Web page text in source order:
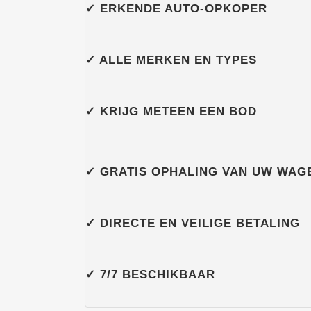
✓ ERKENDE AUTO-OPKOPER
✓ ALLE MERKEN EN TYPES
✓ KRIJG METEEN EEN BOD
✓ GRATIS OPHALING VAN UW
✓ DIRECTE EN VEILIGE BETALING
✓ 7/7 BESCHIKBAAR